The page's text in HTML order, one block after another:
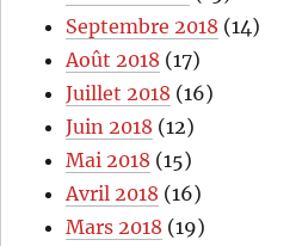
Septembre 2018 (14)
Août 2018 (17)
Juillet 2018 (16)
Juin 2018 (12)
Mai 2018 (15)
Avril 2018 (16)
Mars 2018 (19)